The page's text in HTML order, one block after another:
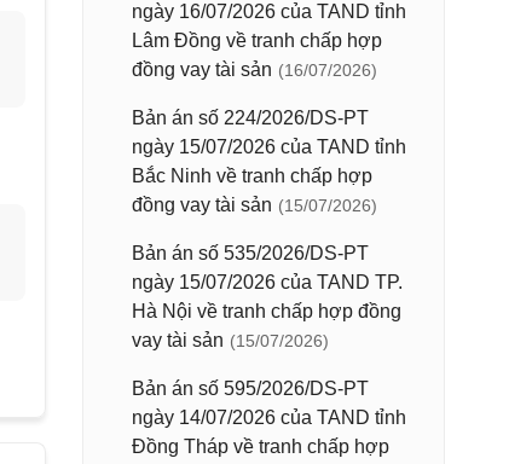
ngày 16/07/2026 của TAND tỉnh
Lâm Đồng về tranh chấp hợp
đồng vay tài sản (16/07/2026)
Bản án số 224/2026/DS-PT
ngày 15/07/2026 của TAND tỉnh
Bắc Ninh về tranh chấp hợp
đồng vay tài sản (15/07/2026)
Bản án số 535/2026/DS-PT
ngày 15/07/2026 của TAND TP.
Hà Nội về tranh chấp hợp đồng
vay tài sản (15/07/2026)
Bản án số 595/2026/DS-PT
ngày 14/07/2026 của TAND tỉnh
Đồng Tháp về tranh chấp hợp